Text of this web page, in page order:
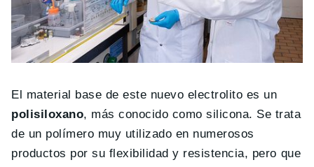
El material base de este nuevo electrolito es un
polisiloxano, más conocido como silicona. Se trata
de un polímero muy utilizado en numerosos
productos por su flexibilidad y resistencia, pero que